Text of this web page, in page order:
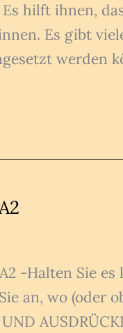
hilft ihnen,
Es gibt
werden
-Halten Sie
an, wo (oder